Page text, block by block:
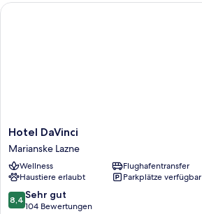
Hotel
DaVinci
Marianske
Lazne
Hotel DaVinci
Marianske Lazne
Wellness
Flughafentransfer
Haustiere erlaubt
Parkplätze verfügbar
8.4
von
8,4 Sehr gut
104 Bewertungen
Hotel DaVinci